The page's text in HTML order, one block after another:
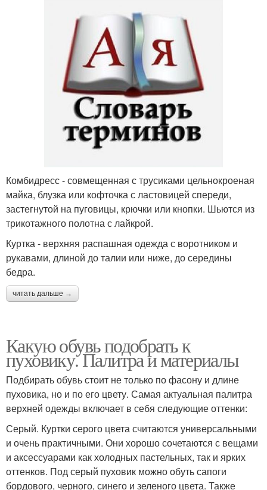
Комбидресс - совмещенная с трусиками цельнокроеная
майка, блузка или кофточка с ластовицей спереди,
застегнутой на пуговицы, крючки или кнопки. Шьются из
трикотажного полотна с лайкрой.
Куртка - верхняя распашная одежда с воротником и
рукавами, длиной до талии или ниже, до середины
бедра.
читать дальше →
Какую обувь подобрать к
пуховику. Палитра и материалы
Подбирать обувь стоит не только по фасону и длине
пуховика, но и по его цвету. Самая актуальная палитра
верхней одежды включает в себя следующие оттенки:
Серый. Куртки серого цвета считаются универсальными
и очень практичными. Они хорошо сочетаются с вещами
и аксессуарами как холодных пастельных, так и ярких
оттенков. Под серый пуховик можно обуть сапоги
бордового, черного, синего и зеленого цвета. Также